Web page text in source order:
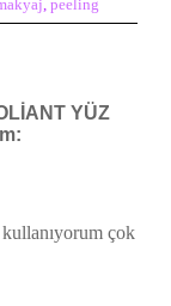
, peeling
YÜZ
çok